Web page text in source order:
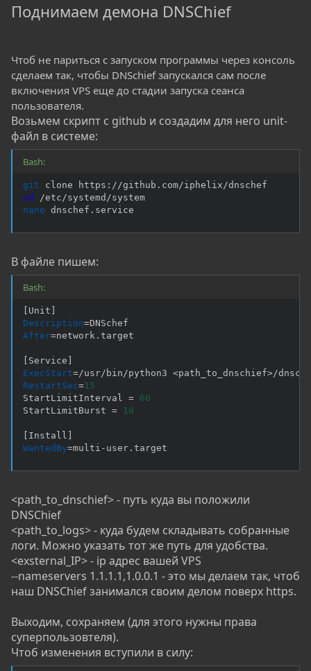
Поднимаем демона DNSChief
Чтоб не париться с запуском программы через консоль
сделаем так, чтобы DNSchief запускался сам после
включения VPS еще до стадии запуска сеанса
пользователя.
Возьмем скрипт с github и создадим для него unit-
файл в системе:
Bash:
git
cd
nano dnschef.service
В файле пишем:
Bash:
Unit
Description=
After=network.target
Service
ExecStart=/usr/bin/python3 <path_to_dnschief>/
RestartSec=15
StartLimitInterval = 60
StartLimitBurst = 10
Install
WantedBy=multi-user.target
<path_to_dnschief> - путь куда вы положили
DNSChief
<path_to_logs> - куда будем складывать собранные
логи. Можно указать тот же путь для удобства.
<exsternal_IP> - ip адрес вашей VPS
--nameservers 1.1.1.1,1.0.0.1 - это мы делаем так, чтоб
наш DNSChief занимался своим делом поверх https.
Выходим, сохраняем (для этого нужны права
суперпользовтеля).
Чтоб изменения вступили в силу: